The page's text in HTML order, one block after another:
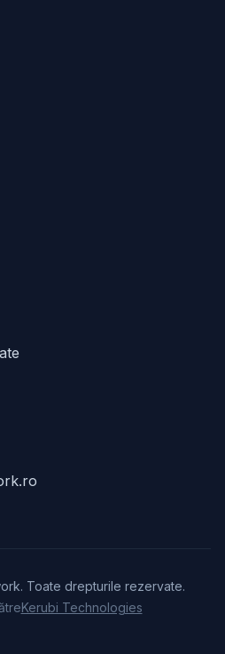
Toate drepturile rezervate.
Kerubi Technologies